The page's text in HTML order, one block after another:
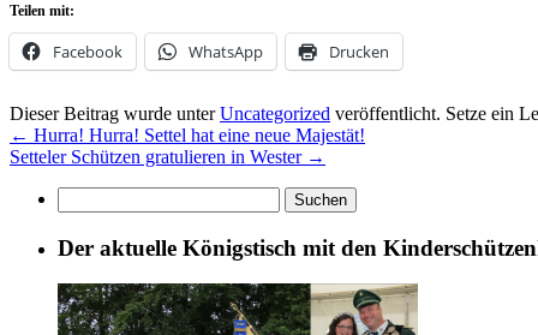
Teilen mit:
Facebook WhatsApp Drucken
Dieser Beitrag wurde unterUncategorized veröffentlicht. Setze ein
← Hurra! Hurra! Settel hat eine neue Majestät!
Setteler Schützen gratulieren in Wester →
nach:
Der aktuelle Königstisch mit den